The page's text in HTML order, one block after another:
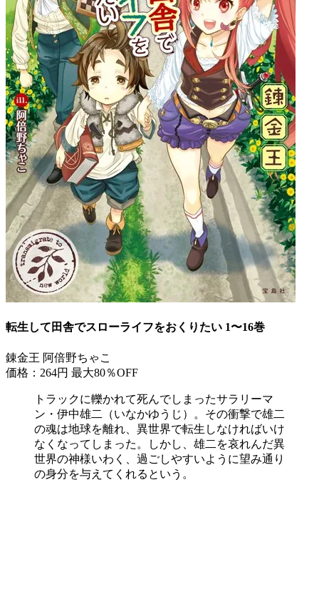
転生して田舎でスローライフをおくりたい 1〜16巻
錬金王 阿倍野ちゃこ
価格：264円 最大80％OFF
トラックに轢かれて死んでしまったサラリーマ
ン・伊中雄二（いなかゆうじ）。その衝撃で雄二
の魂は地球を離れ、異世界で転生しなければいけ
なくなってしまった。しかし、雄二を哀れんだ異
世界の神様いわく、過ごしやすいように望み通り
の身分を与えてくれるという。